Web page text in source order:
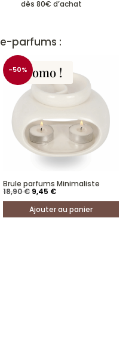
dès 80€ d’achat
parfums :
Promo !
-50%
Brule parfums Minimaliste
18,90€ Le
prix
initial
était :
18,90 €.
9,45 €Le
actuel
est :
9,45 €.
Ajouter au panier